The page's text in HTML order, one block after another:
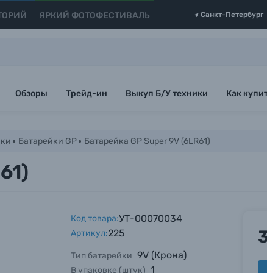
ЯРКИЙ ФОТОФЕСТИВАЛЬ Санкт-Петербург
Обзоры Трейд-ин Выкуп Б/У техники Как
Батарейки GP Батарейка GP Super 9V (6LR61)
Код товара:УТ-00070034
Артикул:225
Тип батарейки 9V (Крона)
В упаковке (штук) 1